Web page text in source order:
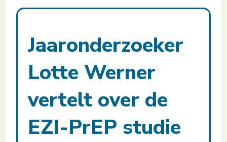
Jaaronderzoeker
Lotte Werner
vertelt over de
EZI-PrEP studie